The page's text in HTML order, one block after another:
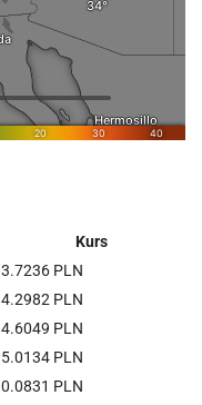
Kurs
3.7236 PLN
4.2982 PLN
4.6049 PLN
5.0134 PLN
0.0831 PLN